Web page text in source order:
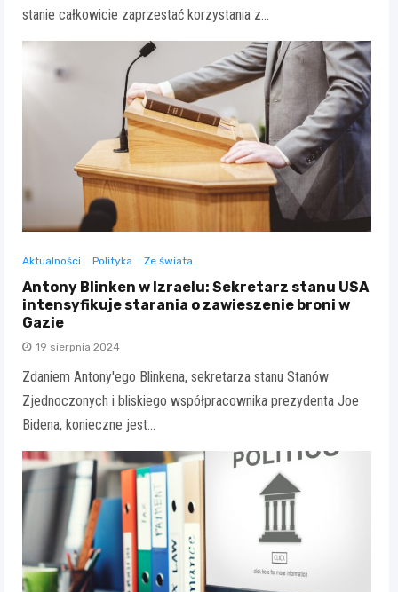
stanie całkowicie zaprzestać korzystania z…
Aktualności Polityka Ze świata
Antony Blinken w Izraelu: Sekretarz stanu USA
intensyfikuje starania o zawieszenie broni w
Gazie
19 sierpnia 2024
Zdaniem Antony'ego Blinkena, sekretarza stanu Stanów
Zjednoczonych i bliskiego współpracownika prezydenta Joe
Bidena, konieczne jest…